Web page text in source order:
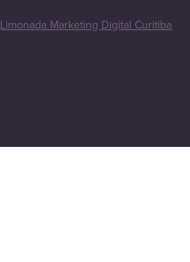
Limonada Marketing Digital Curitiba